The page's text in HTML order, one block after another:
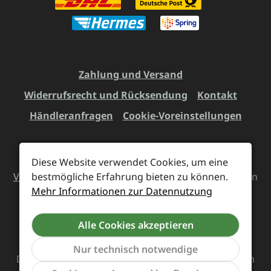
Zahlung und Versand
Widerrufsrecht und Rücksendung
Kontakt
Händleranfragen
Cookie-Voreinstellungen
Alle Preise inkl. gesetzl. Mehrwertsteuer zzgl.
Versandkostenund ggf. Nachnahmegebühren, wenn
nicht anders angegeben.
Vertrag widerrufen
Das Team von Supreme Chaos Records rockt diesen
Diese Website verwendet Cookies, um eine
bestmögliche Erfahrung bieten zu können.
Mehr Informationen zur Datennutzung
Alle Cookies akzeptieren
Nur technisch notwendige